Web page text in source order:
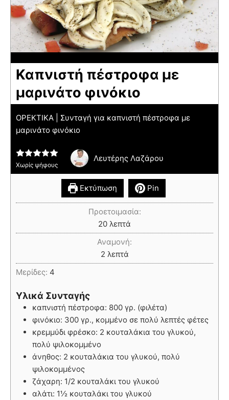
Καπνιστή πέστροφα με
μαρινάτο φινόκιο
ΟΡΕΚΤΙΚΑ | Συνταγή για καπνιστή πέστροφα με
μαρινάτο φινόκιο
Χωρίς ψήφους
Λευτέρης Λαζάρου
Εκτύπωση Pin
Προετοιμασία:
20 λεπτά
Αναμονή:
2 λεπτά
Μερίδες: 4
Υλικά Συνταγής
καπνιστή πέστροφα: 800 γρ. (φιλέτα)
φινόκιο: 300 γρ., κομμένο σε πολύ λεπτές φέτες
κρεμμύδι φρέσκο: 2 κουταλάκια του γλυκού,
πολύ ψιλοκομμένο
άνηθος: 2 κουταλάκια του γλυκού, πολύ
ψιλοκομμένος
ζάχαρη: 1/2 κουταλάκι του γλυκού
αλάτι: 1½ κουταλάκι του γλυκού